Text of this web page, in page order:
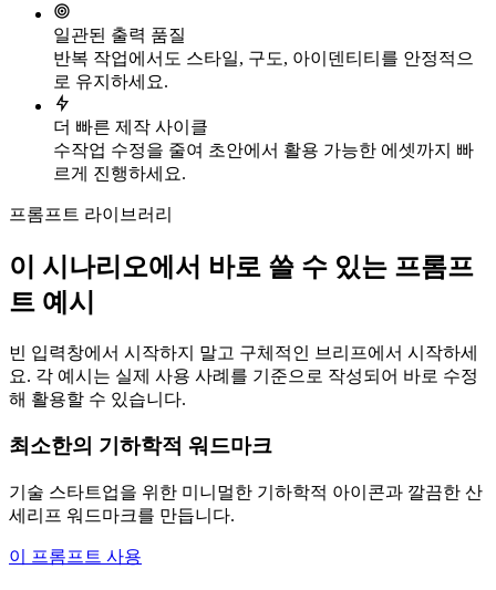
일관된 출력 품질
반복 작업에서도 스타일, 구도, 아이덴티티를 안정적으
로 유지하세요.
더 빠른 제작 사이클
수작업 수정을 줄여 초안에서 활용 가능한 에셋까지 빠
르게 진행하세요.
프롬프트 라이브러리
이 시나리오에서 바로 쓸 수 있는 프롬프
트 예시
빈 입력창에서 시작하지 말고 구체적인 브리프에서 시작하세
요. 각 예시는 실제 사용 사례를 기준으로 작성되어 바로 수정
해 활용할 수 있습니다.
최소한의 기하학적 워드마크
기술 스타트업을 위한 미니멀한 기하학적 아이콘과 깔끔한 ​​산
세리프 워드마크를 만듭니다.
이 프롬프트 사용